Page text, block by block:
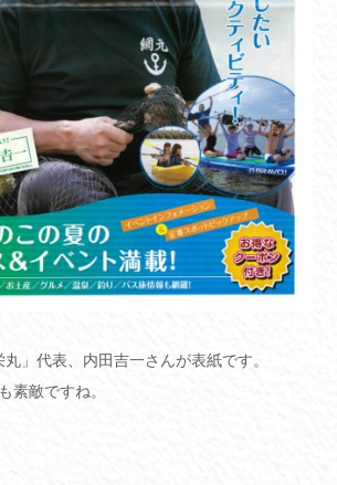
」代表、内田吉一さんが表紙です。
素敵ですね。